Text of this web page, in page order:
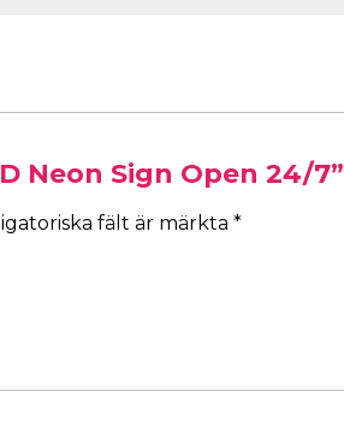
Neon Sign Open 24/7”
fält är märkta *